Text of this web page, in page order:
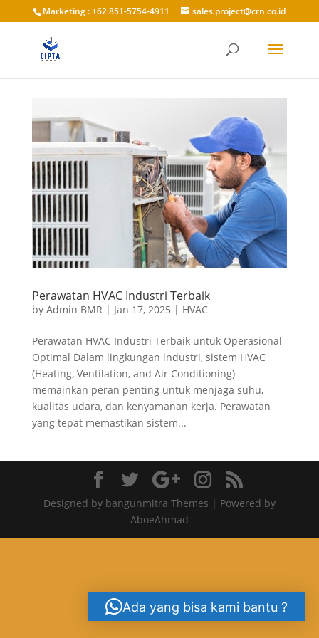
Marketing : +62 851-5754-4911 sales.project@crn.co.id
Perawatan HVAC Industri Terbaik
by Admin BMR | Jan 17, 2025 | HVAC
Perawatan HVAC Industri Terbaik untuk Operasional
Optimal Dalam lingkungan industri, sistem HVAC
(Heating, Ventilation, and Air Conditioning)
memainkan peran penting untuk menjaga suhu,
kualitas udara, dan kenyamanan kerja. Perawatan
yang tepat memastikan sistem...
Designed by bangunmitra Themes | Powered by
AboeAhmad
Ada yang bisa kami bantu ?